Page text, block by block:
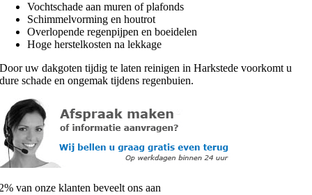
Vochtschade aan muren of plafonds
Schimmelvorming en houtrot
Overlopende regenpijpen en boeidelen
Hoge herstelkosten na lekkage
Door uw dakgoten tijdig te laten reinigen in Harkstede voorkomt u
dure schade en ongemak tijdens regenbuien.
van onze klanten beveelt ons aan